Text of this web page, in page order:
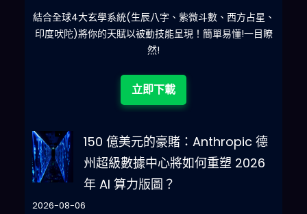
結合全球4大玄學系統(生辰八字、紫微斗數、西方占星、
印度吠陀)將你的天賦以被動技能呈現！簡單易懂!一目瞭
然!
立即下載
150 億美元的豪賭：Anthropic 德
州超級數據中心將如何重塑 2026
年 AI 算力版圖？
2026-08-06